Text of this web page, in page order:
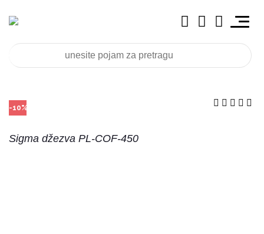
Sigma džezva PL-COF-450
-10%